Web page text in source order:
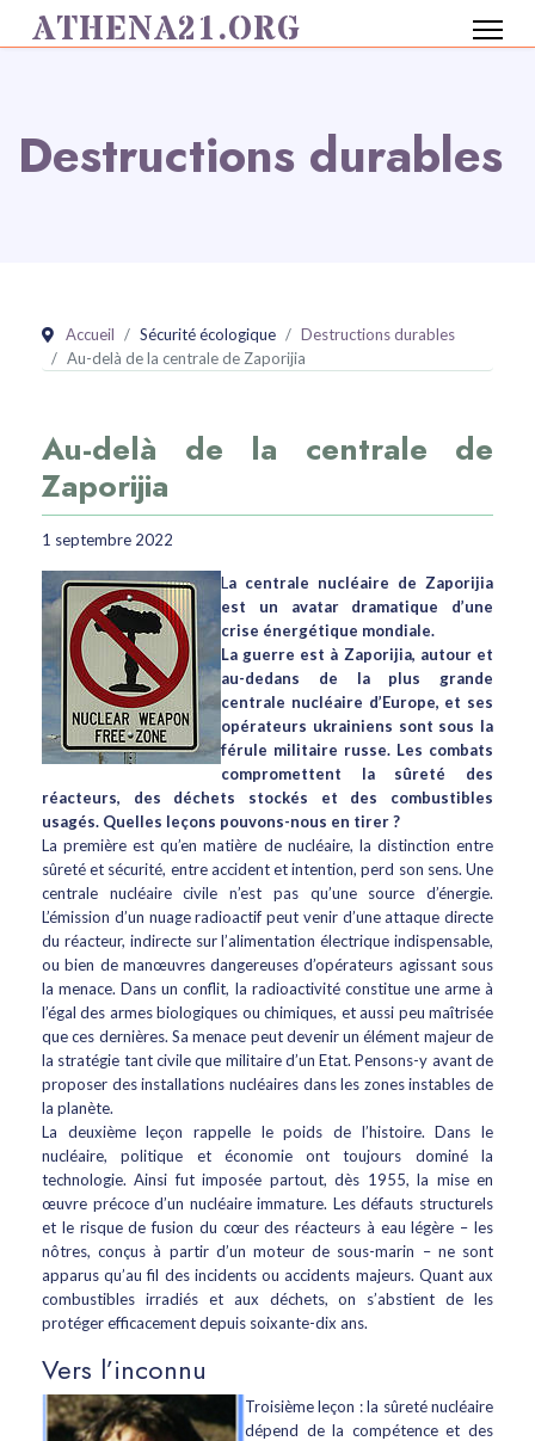
ATHENA21.ORG
Destructions durables
Accueil Sécurité écologique
Destructions durables
Au-delà de la centrale de Zaporijia
Au-delà de la centrale de
Zaporijia
1 septembre 2022
La centrale nucléaire de Zaporijia
est un avatar dramatique d’une
crise énergétique mondiale.
La guerre est à Zaporijia, autour et
au-dedans de la plus grande
centrale nucléaire d’Europe, et ses
opérateurs ukrainiens sont sous la
férule militaire russe. Les combats
compromettent la sûreté des
réacteurs, des déchets stockés et des combustibles
usagés. Quelles leçons pouvons-nous en tirer ?
La première est qu’en matière de nucléaire, la distinction entre
sûreté et sécurité, entre accident et intention, perd son sens. Une
centrale nucléaire civile n’est pas qu’une source d’énergie.
L’émission d’un nuage radioactif peut venir d’une attaque directe
du réacteur, indirecte sur l’alimentation électrique indispensable,
ou bien de manœuvres dangereuses d’opérateurs agissant sous
la menace. Dans un conflit, la radioactivité constitue une arme à
l’égal des armes biologiques ou chimiques, et aussi peu maîtrisée
que ces dernières. Sa menace peut devenir un élément majeur de
la stratégie tant civile que militaire d’un Etat. Pensons-y avant de
proposer des installations nucléaires dans les zones instables de
la planète.
La deuxième leçon rappelle le poids de l’histoire. Dans le
nucléaire, politique et économie ont toujours dominé la
technologie. Ainsi fut imposée partout, dès 1955, la mise en
œuvre précoce d’un nucléaire immature. Les défauts structurels
et le risque de fusion du cœur des réacteurs à eau légère – les
nôtres, conçus à partir d’un moteur de sous-marin – ne sont
apparus qu’au fil des incidents ou accidents majeurs. Quant aux
combustibles irradiés et aux déchets, on s’abstient de les
protéger efficacement depuis soixante-dix ans.
Vers l’inconnu
Troisième leçon : la sûreté nucléaire
dépend de la compétence et des